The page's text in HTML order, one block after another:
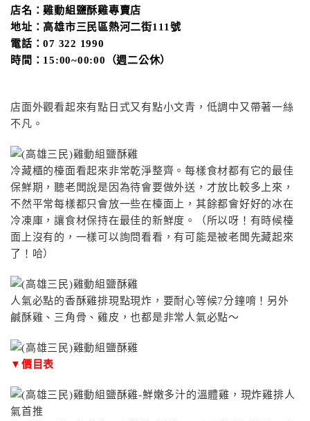
店名：雞動組鹽酥雞專賣店
地址：高雄市三民區熱河二街111號
電話：07 322 1990
時間：15:00~00:00（週二公休）
店面外觀看起來有點日式又有點小文青，低調中又帶著一絲
不凡。
冷藏櫃的檯面看起來非常乾淨整齊。每樣食材都有它的最佳
保鮮期，聽老闆說是因為待會要做外送，才放比較多上來，
不然平常每樣都只會放一些在檯面上，其餘都會好好的冰在
冷凍庫，讓食材保持在最佳的新鮮度。（所以呀！有時候檯
面上沒有的，一樣可以詢問看看，有可能是被老闆先藏起來
了！哈）
人氣必點的香酥雞排現點現炸，要耐心等候7分鐘唷！另外
鹹酥雞、三角骨、雞皮，也都是非常人氣必點～
▼價目表